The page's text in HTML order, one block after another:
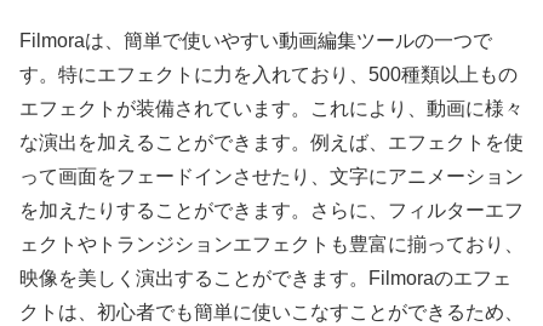
Filmoraは、簡単で使いやすい動画編集ツールの一つで
す。特にエフェクトに力を入れており、500種類以上もの
エフェクトが装備されています。これにより、動画に様々
な演出を加えることができます。例えば、エフェクトを使
って画面をフェードインさせたり、文字にアニメーション
を加えたりすることができます。さらに、フィルターエフ
ェクトやトランジションエフェクトも豊富に揃っており、
映像を美しく演出することができます。Filmoraのエフェ
クトは、初心者でも簡単に使いこなすことができるため、